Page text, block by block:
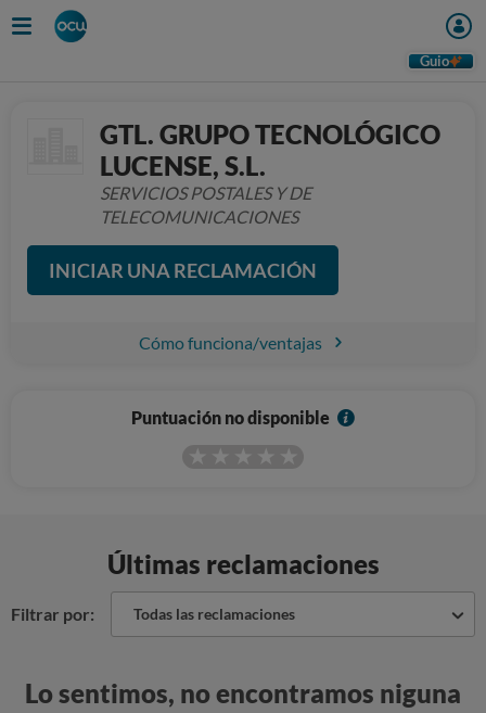
Guio
GTL. GRUPO TECNOLÓGICO
LUCENSE, S.L.
SERVICIOS POSTALES Y DE
TELECOMUNICACIONES
INICIAR UNA RECLAMACIÓN
Cómo funciona/ventajas
Puntuación no disponible
I
Últimas reclamaciones
Filtrar por: Todas las reclamaciones
Lo sentimos, no encontramos niguna